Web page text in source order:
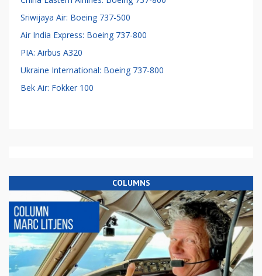
Sriwijaya Air: Boeing 737-500
Air India Express: Boeing 737-800
PIA: Airbus A320
Ukraine International: Boeing 737-800
Bek Air: Fokker 100
COLUMNS